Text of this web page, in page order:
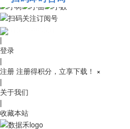
010-53689091
|
登录
|
注册 注册得积分，立享下载！ ×
|
关于我们
|
收藏本站